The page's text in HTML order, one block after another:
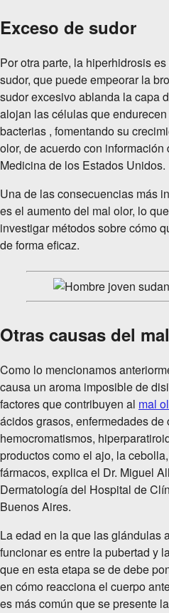
Exceso de sudor
Por otra parte, la hiperhidrosis
sudor, que puede empeorar la
sudor excesivo ablanda la capa
alojan las células que
bacterias , fomentando su
olor, de acuerdo con
Medicina de los Estados Unidos.
Una de las consecuencias más
es el aumento del mal olor, lo
investigar métodos sobre cómo
de forma eficaz.
Otras causas del
Como lo mencionamos
causa un aroma imposible de
factores que contribuyen al mal
ácidos grasos, enfermedades
hemocromatismos,
productos como el ajo, la
fármacos, explica el Dr. Miguel
Dermatología del Hospital de
Buenos Aires.
La edad en la que las glándulas
funcionar es entre la pubertad y
que en esta etapa se de debe
en cómo reacciona el cuerpo
es más común que se presente